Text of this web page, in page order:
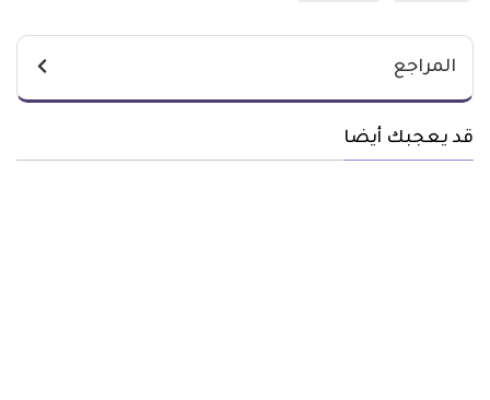
المراجع
قد يعجبك أيضا